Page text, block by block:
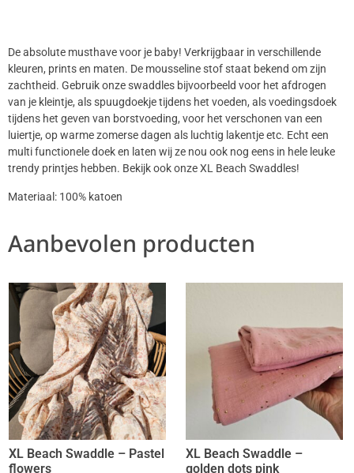
De absolute musthave voor je baby! Verkrijgbaar in verschillende
kleuren, prints en maten. De mousseline stof staat bekend om zijn
zachtheid. Gebruik onze swaddles bijvoorbeeld voor het afdrogen
van je kleintje, als spuugdoekje tijdens het voeden, als voedingsdoek
tijdens het geven van borstvoeding, voor het verschonen van een
luiertje, op warme zomerse dagen als luchtig lakentje etc. Echt een
multi functionele doek en laten wij ze nou ook nog eens in hele leuke
trendy printjes hebben. Bekijk ook onze XL Beach Swaddles!
Materiaal: 100% katoen
Aanbevolen producten
XL Beach Swaddle – Pastel
flowers
XL Beach Swaddle –
golden dots pink